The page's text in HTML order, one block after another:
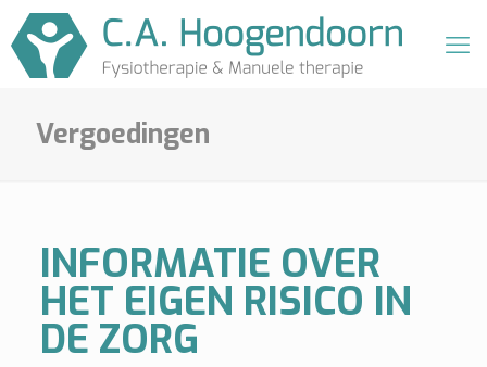
Vergoedingen
INFORMATIE OVER
HET EIGEN RISICO IN
DE ZORG